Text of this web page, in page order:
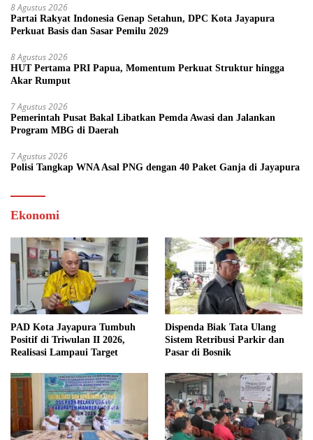
8 Agustus 2026
Partai Rakyat Indonesia Genap Setahun, DPC Kota Jayapura
Perkuat Basis dan Sasar Pemilu 2029
8 Agustus 2026
HUT Pertama PRI Papua, Momentum Perkuat Struktur hingga
Akar Rumput
7 Agustus 2026
Pemerintah Pusat Bakal Libatkan Pemda Awasi dan Jalankan
Program MBG di Daerah
7 Agustus 2026
Polisi Tangkap WNA Asal PNG dengan 40 Paket Ganja di Jayapura
Ekonomi
PAD Kota Jayapura Tumbuh
Positif di Triwulan II 2026,
Realisasi Lampaui Target
Dispenda Biak Tata Ulang
Sistem Retribusi Parkir dan
Pasar di Bosnik